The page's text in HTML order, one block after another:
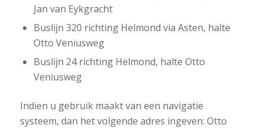
Jan van Eykgracht
Buslijn 320 richting Helmond via Asten, halte
Otto Veniusweg
Buslijn 24 richting Helmond, halte Otto
Veniusweg
Indien u gebruik maakt van een navigatie
systeem, dan het volgende adres ingeven: Otto